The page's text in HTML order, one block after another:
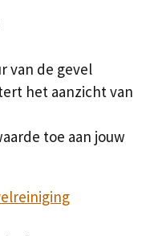
van de gevel
het aanzicht van
toe aan jouw